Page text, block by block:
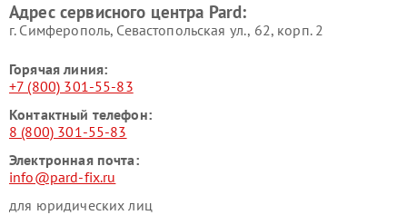
Адрес сервисного центра Pard:
г. Симферополь, Севастопольская ул., 62, корп. 2
Горячая линия:
+7 (800) 301-55-83
Контактный телефон:
8 (800) 301-55-83
Электронная почта:
info@pard-fix.ru
для юридических лиц